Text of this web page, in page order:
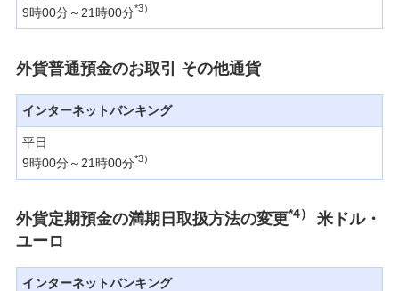
困ったときは・よくあるご質問
みずほ銀行について
9時00分～21時00分*3）
外貨普通預金のお取引 その他通貨
インターネットバンキング
平日
9時00分～21時00分*3）
外貨定期預金の満期日取扱方法の変更*4）
米ドル・
ユーロ
インターネットバンキング